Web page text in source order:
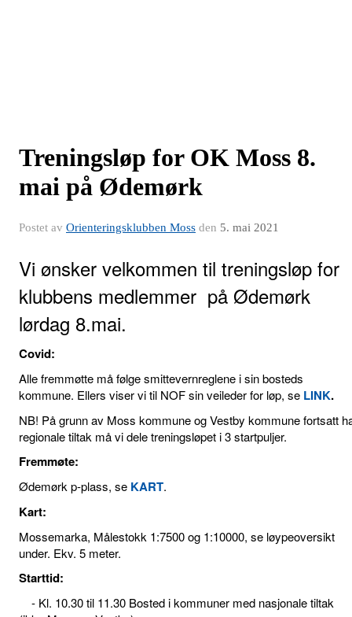
Treningsløp for OK Moss 8.
mai på Ødemørk
Postet av Orienteringsklubben Moss den 5. mai 2021
Vi ønsker velkommen til treningsløp for
klubbens medlemmer på Ødemørk
lørdag 8.mai.
Covid:
Alle fremmøtte må følge smittevernreglene i sin bosteds
kommune. Ellers viser vi til NOF sin veileder for løp, se LINK.
NB! På grunn av Moss kommune og Vestby kommune fortsatt
regionale tiltak må vi dele treningsløpet i 3 startpuljer.
Fremmøte:
Ødemørk p-plass, se KART.
Kart:
Mossemarka, Målestokk 1:7500 og 1:10000, se løypeoversikt
under. Ekv. 5 meter.
Starttid:
- Kl. 10.30 til 11.30 Bosted i kommuner med nasjonale tiltak